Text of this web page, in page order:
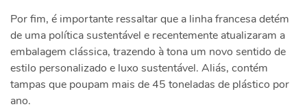
Por fim, é importante ressaltar que a linha francesa detém
de uma política sustentável e recentemente atualizaram a
embalagem clássica, trazendo à tona um novo sentido de
estilo personalizado e luxo sustentável. Aliás, contém
tampas que poupam mais de 45 toneladas de plástico por
ano.